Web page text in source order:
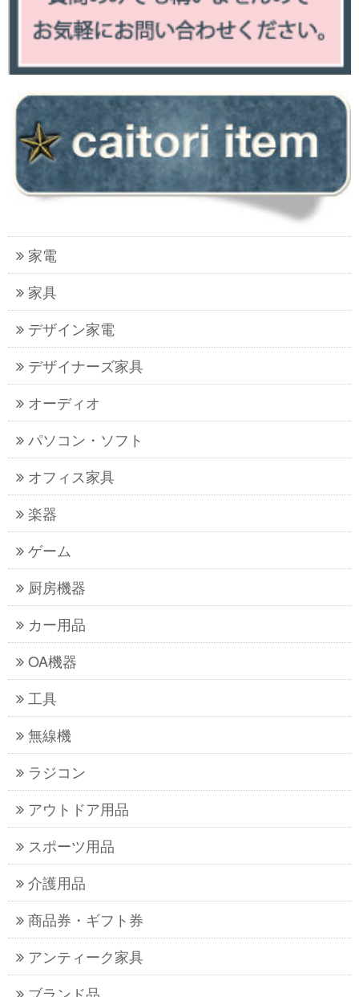
家電
家具
デザイン家電
デザイナーズ家具
オーディオ
パソコン・ソフト
オフィス家具
楽器
ゲーム
厨房機器
カー用品
OA機器
工具
無線機
ラジコン
アウトドア用品
スポーツ用品
介護用品
商品券・ギフト券
アンティーク家具